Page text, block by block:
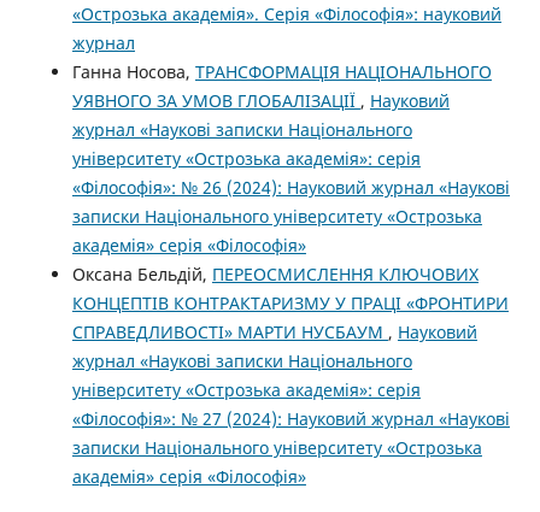
«Острозька академія». Серія «Філо­софія»: науковий
журнал
Ганна Носова, ТРАНСФОРМАЦІЯ НАЦІОНАЛЬНОГО
УЯВНОГО ЗА УМОВ ГЛОБАЛІЗАЦІЇ , Науковий
журнал «Наукові записки Національного
університету «Острозька академія»: серія
«Філософія»: № 26 (2024): Науковий журнал «Наукові
записки Національного університету «Острозька
академія» серія «Філософія»
Оксана Бельдій, ПЕРЕОСМИСЛЕННЯ КЛЮЧОВИХ
КОНЦЕПТІВ КОНТРАКТАРИЗМУ У ПРАЦІ «ФРОНТИРИ
СПРАВЕДЛИВОСТІ» МАРТИ НУСБАУМ , Науковий
журнал «Наукові записки Національного
університету «Острозька академія»: серія
«Філософія»: № 27 (2024): Науковий журнал «Наукові
записки Національного університету «Острозька
академія» серія «Філософія»